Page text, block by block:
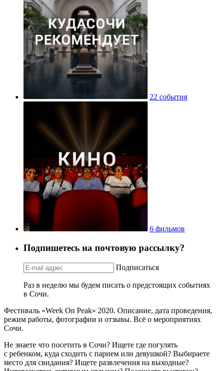
22 события
6 фильмов
Подпишетесь на почтовую рассылку?
Подписаться
Раз в неделю мы будем писать о предстоящих событиях
в Сочи.
Фестиваль «Week On Peak» 2020. Описание, дата проведения,
режим работы, фотографии и отзывы. Всё о мероприятиях
Сочи.
Не знаете что посетить в Сочи? Ищете где погулять
с ребенком, куда сходить с парнем или девушкой? Выбираете
место для свидания? Ищете развлечения на выходные?